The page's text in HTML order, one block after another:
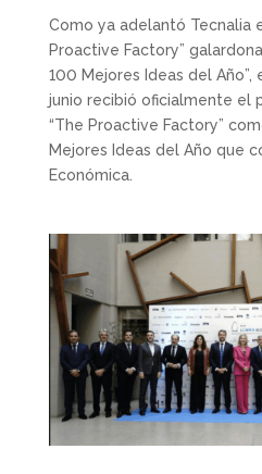
Como ya adelantó Tecnalia
Proactive Factory”
100 Mejores Ideas del Año”,
junio recibió oficialmente el
“The Proactive Factory”
Mejores Ideas del Año que
Económica.